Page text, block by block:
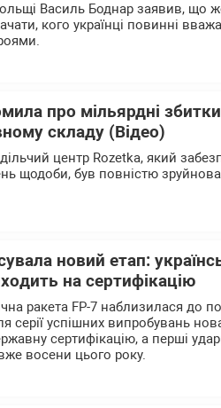
Василь Боднар заявив, що
кого українці повинні
про мільярдні
складу (Відео)
центр Rozetka, який
щодоби, був повністю
новий етап:
на сертифікацію
ракета FP-7 наблизилася до
серії успішних випробувань
сертифікацію, а перші
восени цього року.